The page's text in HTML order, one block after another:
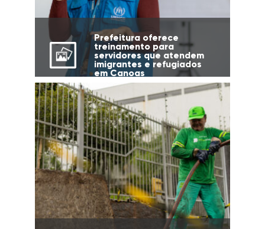
Prefeitura oferece
treinamento para
servidores que atendem
imigrantes e refugiados
em Canoas